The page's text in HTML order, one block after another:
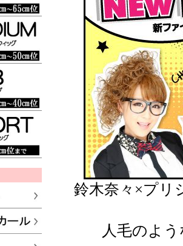
鈴木奈々×プリ
人毛のよ